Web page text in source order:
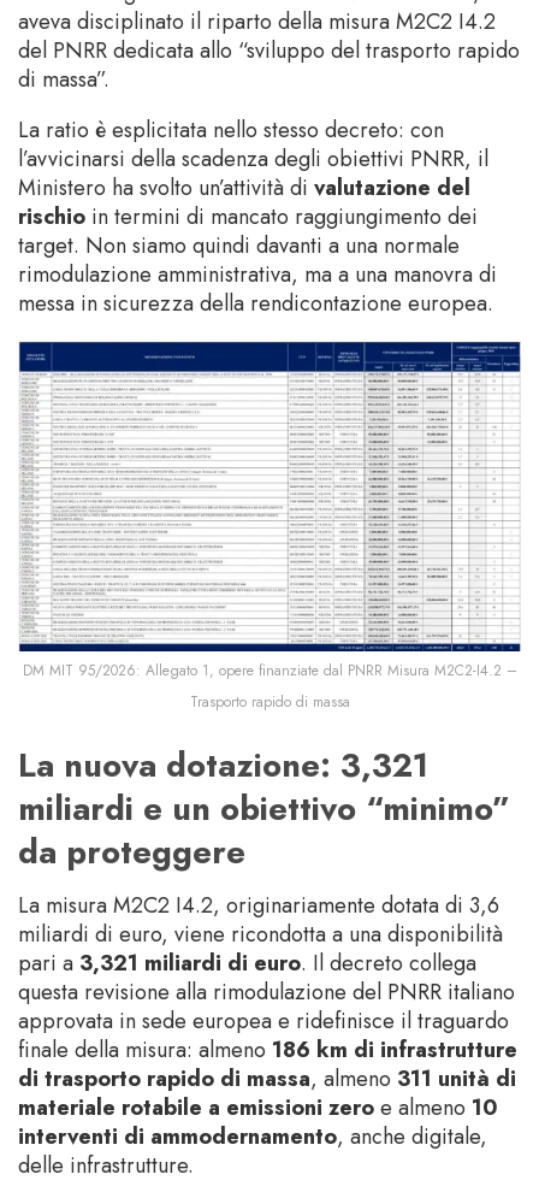
aveva disciplinato il riparto della misura M2C2 I4.2
del PNRR dedicata allo “sviluppo del trasporto rapido
di massa”.
La ratio è esplicitata nello stesso decreto: con
l’avvicinarsi della scadenza degli obiettivi PNRR, il
Ministero ha svolto un’attività di valutazione del
rischio in termini di mancato raggiungimento dei
target. Non siamo quindi davanti a una normale
rimodulazione amministrativa, ma a una manovra di
messa in sicurezza della rendicontazione europea.
DM MIT 95/2026: Allegato 1, opere finanziate dal PNRR Misura M2C2-I4.2 –
Trasporto rapido di massa
La nuova dotazione: 3,321
miliardi e un obiettivo “minimo”
da proteggere
La misura M2C2 I4.2, originariamente dotata di 3,6
miliardi di euro, viene ricondotta a una disponibilità
pari a 3,321 miliardi di euro. Il decreto collega
questa revisione alla rimodulazione del PNRR italiano
approvata in sede europea e ridefinisce il traguardo
finale della misura: almeno 186 km di infrastrutture
di trasporto rapido di massa, almeno 311 unità di
materiale rotabile a emissioni zeroe almeno 10
interventi di ammodernamento, anche digitale,
delle infrastrutture.